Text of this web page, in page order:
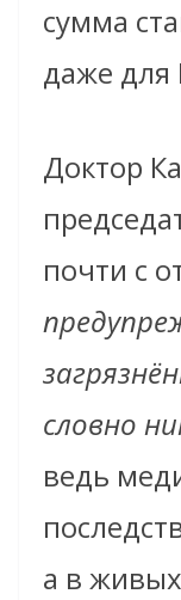
сумма
даже для
Доктор
почти с
словно
ведь
а в